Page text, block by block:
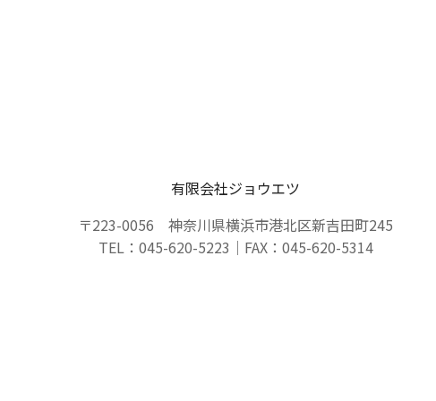
有限会社ジョウエツ
〒223-0056 神奈川県横浜市港北区新吉田町245
TEL：045-620-5223｜FAX：045-620-5314